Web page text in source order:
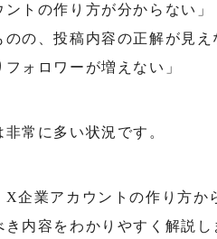
ントの作り方が分からない」
のの、投稿内容の正解が見え
フォロワーが増えない」
常に多い状況です。
X企業アカウントの作り方か
き内容をわかりやすく解説し